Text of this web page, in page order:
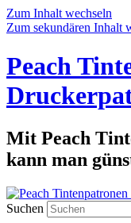
Zum Inhalt wechseln
Zum sekundären Inhalt
Peach
Mit Peach
kann man
Suchen